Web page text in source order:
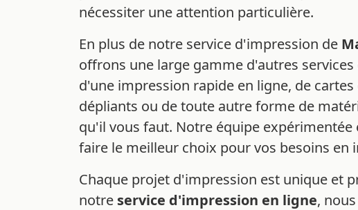
nécessiter une attention particulière.
En plus de notre service d'impression de
offrons une large gamme d'autres
d'une impression rapide en ligne, de
dépliants ou de toute autre forme de
qu'il vous faut. Notre équipe expérimentée
faire le meilleur choix pour vos besoins en
Chaque projet d'impression est unique et
notre service d'impression en ligne,